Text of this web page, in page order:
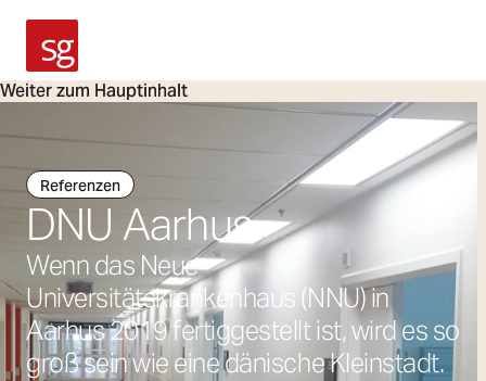
Weiter zum Hauptinhalt
SG Armaturen
Referenzen
DNU Aarhus
Wenn das Neue
Universitätskrankenhaus (NNU) in
Aarhus 2019 fertiggestellt ist, wird es so
groß sein wie eine dänische Kleinstadt.